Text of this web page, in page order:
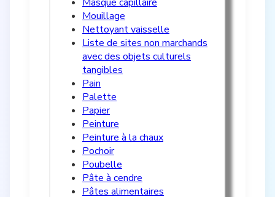
Mouillage
Nettoyant vaisselle
Liste de sites non marchands
avec des objets culturels
tangibles
Pain
Palette
Papier
Peinture
Peinture à la chaux
Pochoir
Poubelle
Pâte à cendre
Pâtes alimentaires